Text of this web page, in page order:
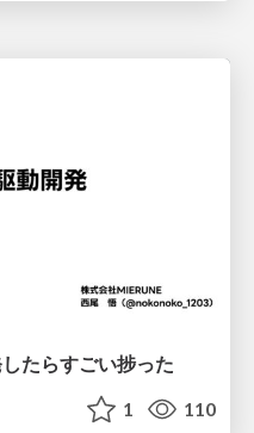
たらすごい捗った
1 110